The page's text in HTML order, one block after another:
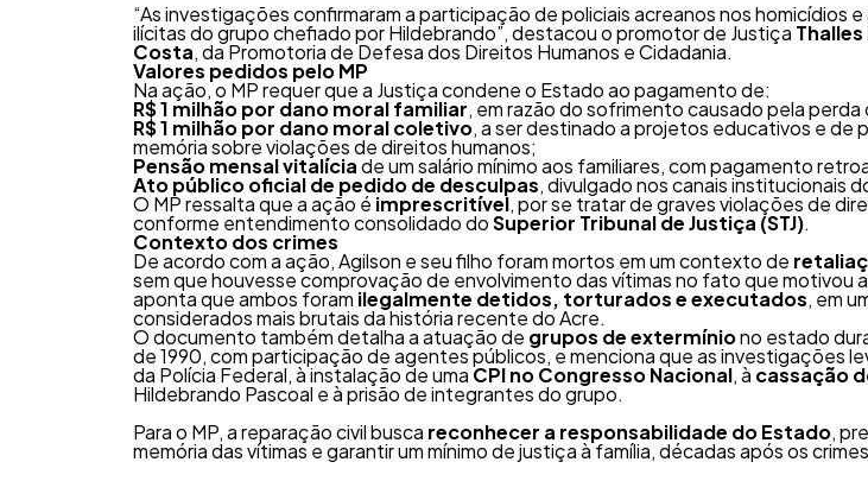
“As investigações confirmaram a participação de policiais acreanos nos homicídios
ilícitas do grupo chefiado por Hildebrando”, destacou o promotor de Justiça
Costa, da Promotoria de Defesa dos Direitos Humanos e Cidadania.
Valores pedidos pelo MP
Na ação, o MP requer que a Justiça condene o Estado ao pagamento de:
R$ 1 milhão por dano moral familiar, em razão do sofrimento causado pela perda
R$ 1 milhão por dano moral coletivo, a ser destinado a projetos educativos e de
memória sobre violações de direitos humanos;
Pensão mensal vitalíciade um salário mínimo aos familiares, com pagamento
Ato público oficial de pedido de desculpas, divulgado nos canais institucionais
O MP ressalta que a ação é imprescritível, por se tratar de graves violações de
conforme entendimento consolidado doSuperior Tribunal de Justiça (STJ).
Contexto dos crimes
De acordo com a ação, Agilson e seu filho foram mortos em um contexto de
sem que houvesse comprovação de envolvimento das vítimas no fato que motivou
aponta que ambos foram ilegalmente detidos, torturados e executados, em
considerados mais brutais da história recente do Acre.
O documento também detalha a atuação de grupos de extermíniono estado
de 1990, com participação de agentes públicos, e menciona que as investigações
da Polícia Federal, à instalação de umaCPI no Congresso Nacional, à cassação
Hildebrando Pascoal e à prisão de integrantes do grupo.
Para o MP, a reparação civil busca reconhecer a responsabilidade do Estado,
memória das vítimas e garantir um mínimo de justiça à família, décadas após os